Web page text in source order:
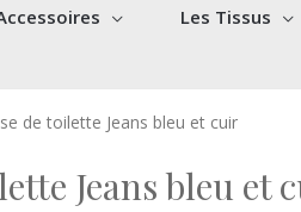
Les Tissus
de toilette Jeans bleu et cuir
Jeans bleu et